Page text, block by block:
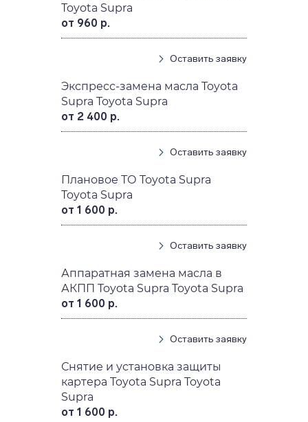
Toyota Supra
от 960 р.
Оставить заявку
Экспресс-замена масла Toyota
Supra Toyota Supra
от 2 400 р.
Оставить заявку
Плановое ТО Toyota Supra
Toyota Supra
от 1 600 р.
Оставить заявку
Аппаратная замена масла в
АКПП Toyota Supra Toyota Supra
от 1 600 р.
Оставить заявку
Снятие и установка защиты
картера Toyota Supra Toyota
Supra
от 1 600 р.